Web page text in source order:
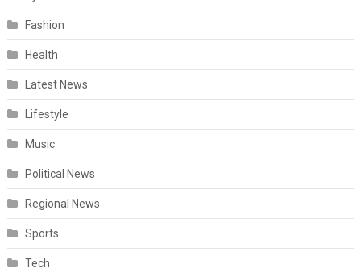
Fashion
Health
Latest News
Lifestyle
Music
Political News
Regional News
Sports
Tech